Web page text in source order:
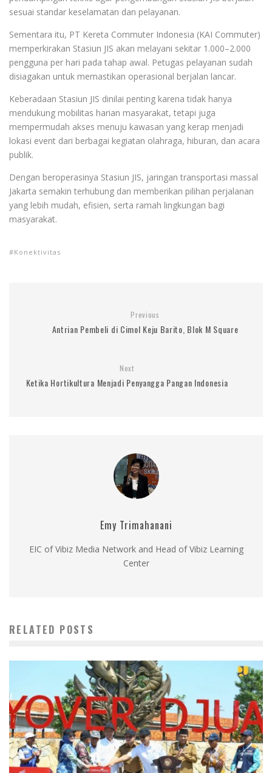
sesuai standar keselamatan dan pelayanan.
Sementara itu, PT Kereta Commuter Indonesia (KAI Commuter)
memperkirakan Stasiun JIS akan melayani sekitar 1.000–2.000
pengguna per hari pada tahap awal. Petugas pelayanan sudah
disiagakan untuk memastikan operasional berjalan lancar.
Keberadaan Stasiun JIS dinilai penting karena tidak hanya
mendukung mobilitas harian masyarakat, tetapi juga
mempermudah akses menuju kawasan yang kerap menjadi
lokasi event dari berbagai kegiatan olahraga, hiburan, dan acara
publik.
Dengan beroperasinya Stasiun JIS, jaringan transportasi massal
Jakarta semakin terhubung dan memberikan pilihan perjalanan
yang lebih mudah, efisien, serta ramah lingkungan bagi
masyarakat.
Konektivitas
Previous
Antrian Pembeli di Cimol Keju Barito, Blok M Square
Next
Ketika Hortikultura Menjadi Penyangga Pangan Indonesia
Emy Trimahanani
EIC of Vibiz Media Network and Head of Vibiz Learning
Center
RELATED POSTS